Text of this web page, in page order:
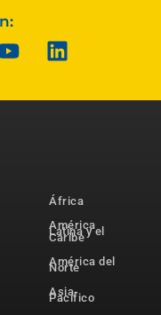
África
América
Latina y el
Caribe
América del
Norte
Asia-
Pacífico